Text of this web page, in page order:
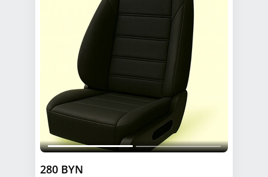
280 BYN